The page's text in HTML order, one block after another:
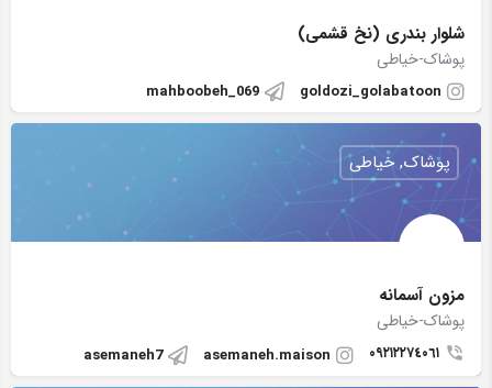
شلوار بندری (نخ قشمی)
پوشاک-خیاطی
goldozi_golabatoon
mahboobeh_069
مزون آسمانه
پوشاک-خیاطی
٠٩٢١٢٢٧٤٠٦١ asemaneh.maison
asemaneh7
پوشاک, خیاطی